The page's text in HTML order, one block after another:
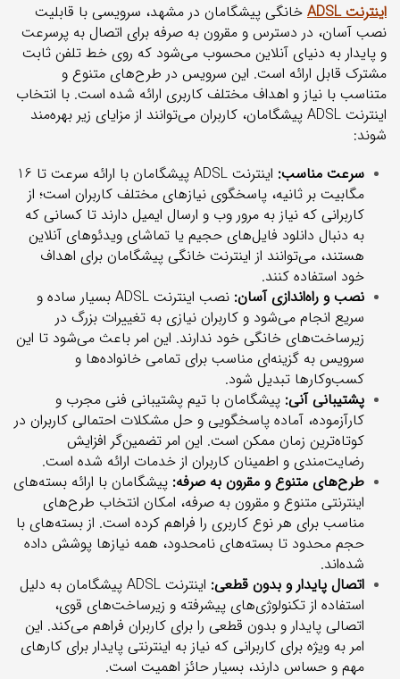
اینترنت ADSL
خانگی پیشگامان در مشهد، سرویسی با قابلیت
نصب آسان، در دسترس و مقرون به صرفه‌ برای اتصال به پرسرعت
و پایدار به دنیای آنلاین محسوب می‌شود که روی خط تلفن ثابت
مشترک قابل ارائه است. این سرویس در طرح‌های متنوع و
متناسب با نیاز و اهداف مختلف کاربری ارائه شده است. با انتخاب
اینترنت ADSL پیشگامان، کاربران می‌توانند از مزایای زیر بهره‌مند
شوند:
سرعت مناسب:
اینترنت ADSL پیشگامان با ارائه سرعت‌ تا 16
مگابیت بر ثانیه، پاسخگوی نیازهای مختلف کاربران است؛ از
کاربرانی که نیاز به مرور وب و ارسال ایمیل دارند تا کسانی که
به دنبال دانلود فایل‌های حجیم یا تماشای ویدئوهای آنلاین
هستند، می‌توانند از اینترنت خانگی پیشگامان برای اهداف
خود استفاده کنند.
نصب و راه‌اندازی آسان:
نصب اینترنت ADSL بسیار ساده و
سریع انجام می‌شود و کاربران نیازی به تغییرات بزرگ در
زیرساخت‌های خانگی خود ندارند. این امر باعث می‌شود تا این
سرویس به گزینه‌ای مناسب برای تمامی خانواده‌ها و
کسب‌وکارها تبدیل شود.
پشتیبانی آنی: پیشگامان با تیم پشتیبانی فنی مجرب و
کارآزموده، آماده پاسخگویی و حل مشکلات احتمالی کاربران در
کوتاه‌ترین زمان ممکن است. این امر تضمین‌گر افزایش
رضایت‌مندی و اطمینان کاربران از خدمات ارائه شده است.
طرح‌های متنوع و مقرون به صرفه: پیشگامان با ارائه بسته‌های
اینترنتی متنوع و مقرون به صرفه، امکان انتخاب طرح‌های
مناسب برای هر نوع کاربری را فراهم کرده است. از بسته‌های با
حجم محدود تا بسته‌های نامحدود، همه نیازها پوشش داده
شده‌اند.
اتصال پایدار و بدون قطعی:
اینترنت ADSL پیشگامان به دلیل
استفاده از تکنولوژی‌های پیشرفته و زیرساخت‌های قوی،
اتصالی پایدار و بدون قطعی را برای کاربران فراهم می‌کند. این
امر به ویژه برای کاربرانی که نیاز به اینترنتی پایدار برای کارهای
مهم و حساس دارند، بسیار حائز اهمیت است.